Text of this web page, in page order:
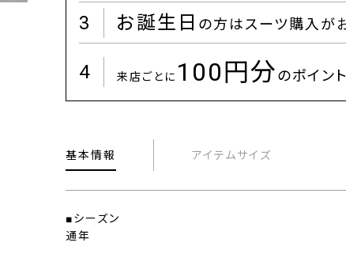
3 お誕生日 の方はスーツ購入が
4 来店ごとに 100円分のポイン
基本情報 アイテムサイズ
■シーズン
通年